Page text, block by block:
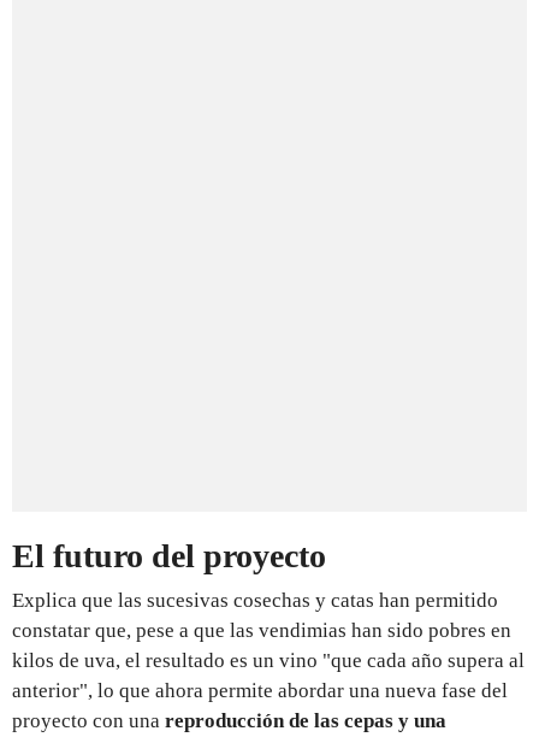
El futuro del proyecto
Explica que las sucesivas cosechas y catas han permitido
constatar que, pese a que las vendimias han sido pobres en
kilos de uva, el resultado es un vino "que cada año supera al
anterior", lo que ahora permite abordar una nueva fase del
proyecto con una reproducción de las cepas y una